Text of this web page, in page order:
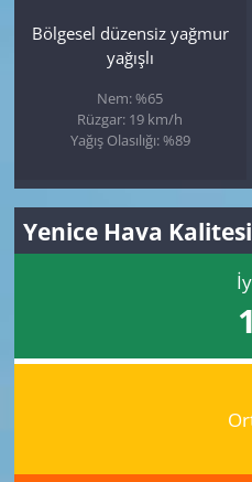
Bölgesel düzensiz yağmur
yağışlı
Nem: %65
Rüzgar: 19 km/h
Yağış Olasılığı: %89
Yenice Hava Kalitesi
1